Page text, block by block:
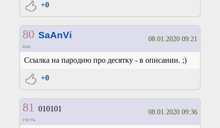
+0
80 SaAnVi
tzar
08.01.2020 09:21
Ссылка на пародию про десятку - в описании. ;)
+0
81 010101
гость
08.01.2020 09:36